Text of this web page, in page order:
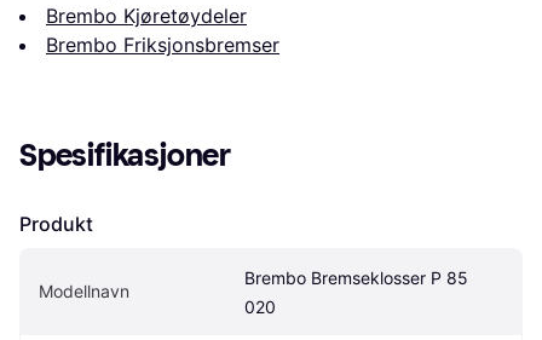
Brembo Kjøretøydeler
Brembo Friksjonsbremser
Spesifikasjoner
Produkt
Modellnavn
Brembo Bremseklosser P 85
020